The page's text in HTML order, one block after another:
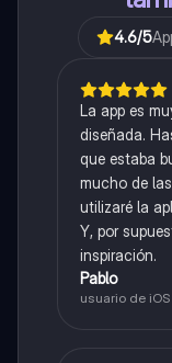
4.6/5
La app es
diseñada.
que estaba
mucho de
utilizaré la
Y, por
inspiración.
Pablo
usuario de iOS